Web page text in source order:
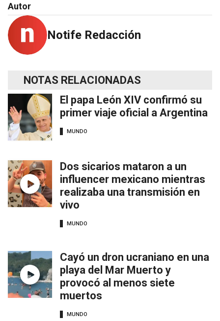
Autor
Notife Redacción
NOTAS RELACIONADAS
El papa León XIV confirmó su
primer viaje oficial a Argentina
MUNDO
Dos sicarios mataron a un
influencer mexicano mientras
realizaba una transmisión en
vivo
MUNDO
Cayó un dron ucraniano en una
playa del Mar Muerto y
provocó al menos siete
muertos
MUNDO